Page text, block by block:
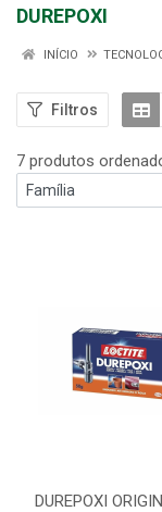
DUREPOXI
INÍCIO
Filtros
7 produtos
DUREPOXI